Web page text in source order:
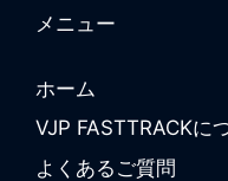
メニュー
ホーム
VJP FASTTRACKに
よくあるご質問